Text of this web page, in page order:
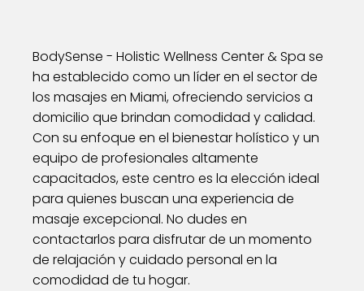
BodySense - Holistic Wellness Center & Spa se
ha establecido como un líder en el sector de
los masajes en Miami, ofreciendo servicios a
domicilio que brindan comodidad y calidad.
Con su enfoque en el bienestar holístico y un
equipo de profesionales altamente
capacitados, este centro es la elección ideal
para quienes buscan una experiencia de
masaje excepcional. No dudes en
contactarlos para disfrutar de un momento
de relajación y cuidado personal en la
comodidad de tu hogar.